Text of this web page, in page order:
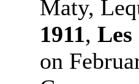
Maty,
1911,
on